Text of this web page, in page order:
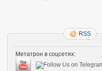
RSS
Метатрон в соцсетях: